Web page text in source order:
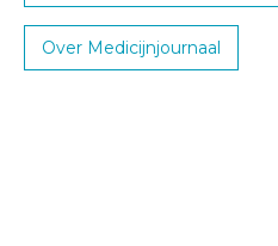
Over Medicijnjournaal